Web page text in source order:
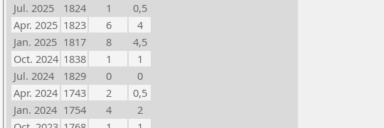
Jul. 2025
1824 1
0,5
Apr. 2025 1823 6
4
Jan. 2025 1817 8
4,5
Oct. 2024 1838 1
1
Jul. 2024
1829 0
0
Apr. 2024 1743 2
0,5
Jan. 2024 1754 4
2